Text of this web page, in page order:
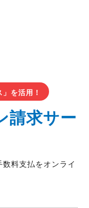
を活用！
請求サー
料支払をオンライ